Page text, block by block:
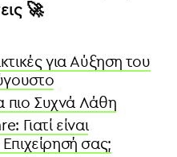
🚀
για Αύξηση του
πιο Συχνά Λάθη
Γιατί είναι
σας;